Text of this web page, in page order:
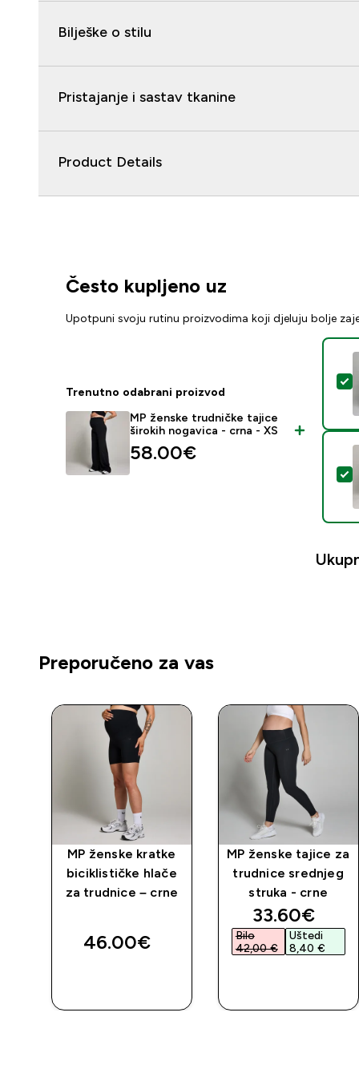
Bilješke o stilu
Pristajanje i sastav tkanine
Product Details
Često kupljeno uz
Upotpuni svoju rutinu proizvodima koji djeluju bolje
Trenutno odabrani proizvod
MP ženske trudničke tajice
širokih nogavica - crna - XS
58.00€‎
Preporučeno za vas
MP ženske kratke
biciklističke hlače
za trudnice – crne
46.00€‎
MP ženske tajice za
trudnice srednjeg
struka - crne
discounted
33.60€‎
Bilo
42,00 €‎
Uštedi
8,40 €‎